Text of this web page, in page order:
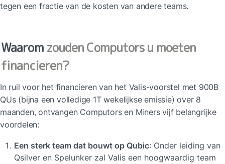
tegen een fractie van de kosten van andere teams.
Waarom zouden Computors u moeten
financieren?
In ruil voor het financieren van het Valis-voorstel met 900B
QUs (bijna een volledige 1T wekelijkse emissie) over 8
maanden, ontvangen Computors en Miners vijf belangrijke
voordelen:
Een sterk team dat bouwt op Qubic: Onder leiding van
Qsilver en Spelunker zal Valis een hoogwaardig team